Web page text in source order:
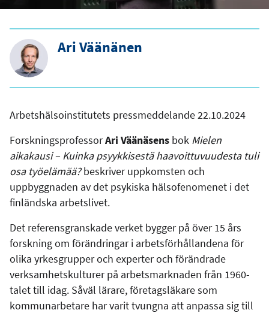
Ari Väänänen
Arbetshälsoinstitutets pressmeddelande 22.10.2024
ForskningsprofessorAri Väänäsens bok Mielen
aikakausi – Kuinka psyykkisestä haavoittuvuudesta tuli
osa työelämää?beskriver uppkomsten och
uppbyggnaden av det psykiska hälsofenomenet i det
finländska arbetslivet.
Det referensgranskade verket bygger på över 15 års
forskning om förändringar i arbetsförhållandena för
olika yrkesgrupper och experter och förändrade
verksamhetskulturer på arbetsmarknaden från 1960-
talet till idag. Såväl lärare, företagsläkare som
kommunarbetare har varit tvungna att anpassa sig till